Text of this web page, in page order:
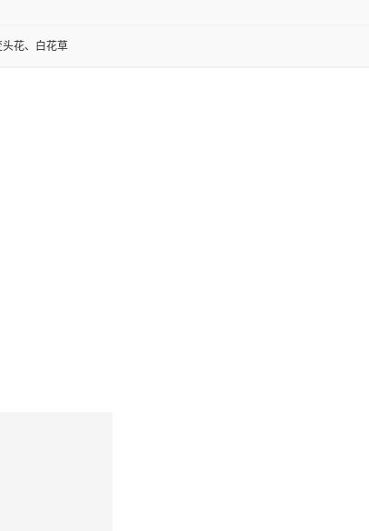
花、白花草